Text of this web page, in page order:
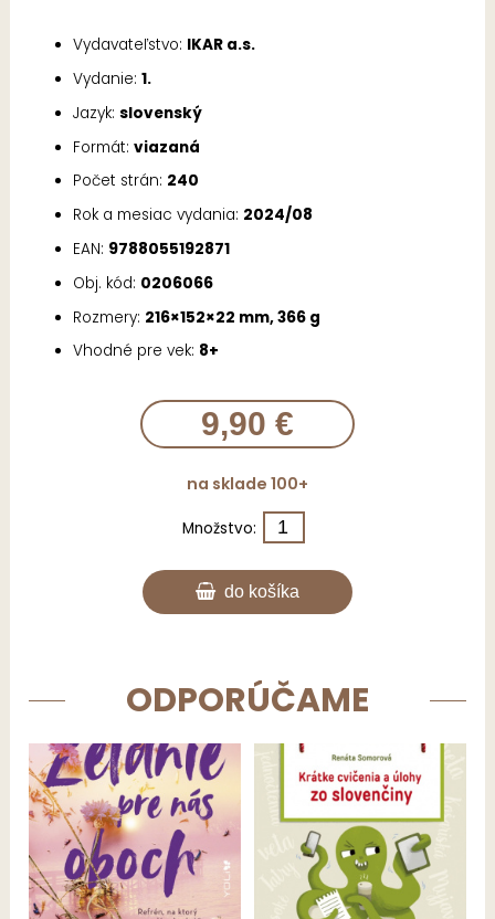
Vydavateľstvo: IKAR a.s.
Vydanie:1.
Jazyk:slovenský
Formát:viazaná
Počet strán: 240
Rok a mesiac vydania: 2024/08
EAN: 9788055192871
Obj. kód: 0206066
Rozmery: 216×152×22 mm, 366 g
Vhodné pre vek: 8+
9,90 €
na sklade 100+
Množstvo:
do košíka
ODPORÚČAME